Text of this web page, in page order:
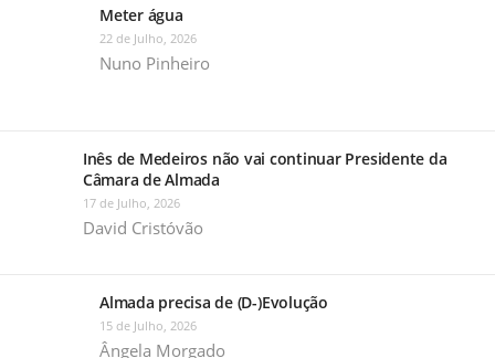
Meter água
22 de Julho, 2026
Nuno Pinheiro
Inês de Medeiros não vai continuar Presidente da
Câmara de Almada
17 de Julho, 2026
David Cristóvão
Almada precisa de (D-)Evolução
15 de Julho, 2026
Ângela Morgado